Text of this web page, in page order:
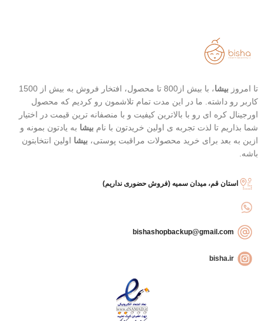
تا امروز بیشا
، با بیش از800 تا محصول، افتخار فروش به بیش از 1500
کاربر رو داشته. ما در این مدت تمام تلاشمون رو کردیم که محصول
اورجینال کره ای رو با بالاترین کیفیت و با منصفانه ترین قیمت در اختیار
شما بذاریم تا لذت تجربه ی اولین خریدتون با نام بیشا به یادتون بمونه و
ازین به بعد برای خرید محصولات مراقبت پوستی، بیشا اولین انتخابتون
باشه.
استان قم، میدان سمیه (فروش حضوری نداریم)
bisha.ir